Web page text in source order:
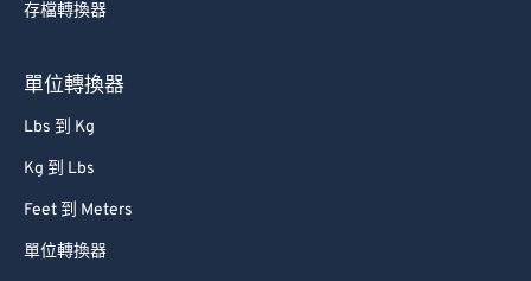
存檔轉換器
單位轉換器
Lbs 到 Kg
Kg 到 Lbs
Feet 到 Meters
單位轉換器